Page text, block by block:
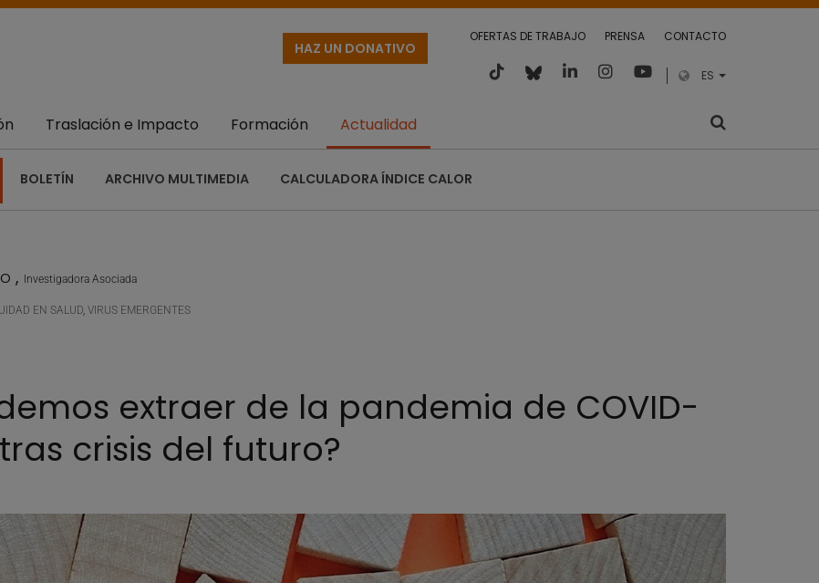
OFERTAS DE TRABAJO PRENSA CONTACTO
ES
HAZ UN DONATIVO
Traslación e Impacto Formación Actualidad
BOLETÍN ARCHIVO MULTIMEDIA CALCULADORA ÍNDICE CALOR
, Investigadora Asociada
EN SALUD, VIRUS EMERGENTES
extraer de la pandemia de COVID-
crisis del futuro?